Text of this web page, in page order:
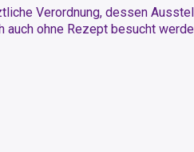
Verordnung, dessen
auch ohne Rezept besucht